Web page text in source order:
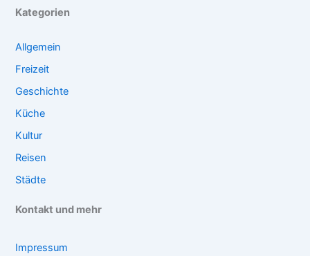
Kategorien
Allgemein
Freizeit
Geschichte
Küche
Kultur
Reisen
Städte
Kontakt und mehr
Impressum